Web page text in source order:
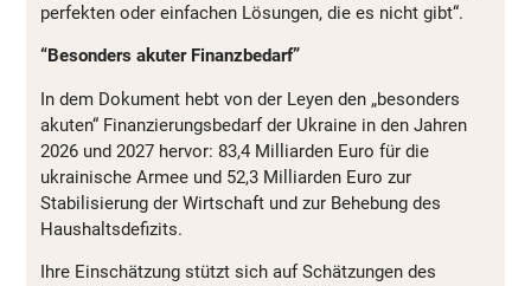
perfekten oder einfachen Lösungen, die es nicht gibt“.
“Besonders akuter Finanzbedarf”
In dem Dokument hebt von der Leyen den „besonders
akuten“ Finanzierungsbedarf der Ukraine in den Jahren
2026 und 2027 hervor: 83,4 Milliarden Euro für die
ukrainische Armee und 52,3 Milliarden Euro zur
Stabilisierung der Wirtschaft und zur Behebung des
Haushaltsdefizits.
Ihre Einschätzung stützt sich auf Schätzungen des